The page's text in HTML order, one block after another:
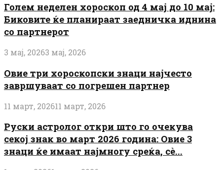
Голем неделен хороскоп од 4 мај до 10 мај:
Биковите ќе планираат заедничка иднина
со партнерот
3 мај, 20263 мај, 2026
Овие три хороскопски знаци најчесто
завршуваат со погрешен партнер
11 март, 202611 март, 2026
Руски астролог откри што го очекува
секој знак во март 2026 година: Овие 3
знаци ќе имаат најмногу среќа, сè...